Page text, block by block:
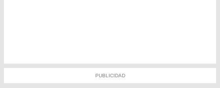
PUBLICIDAD